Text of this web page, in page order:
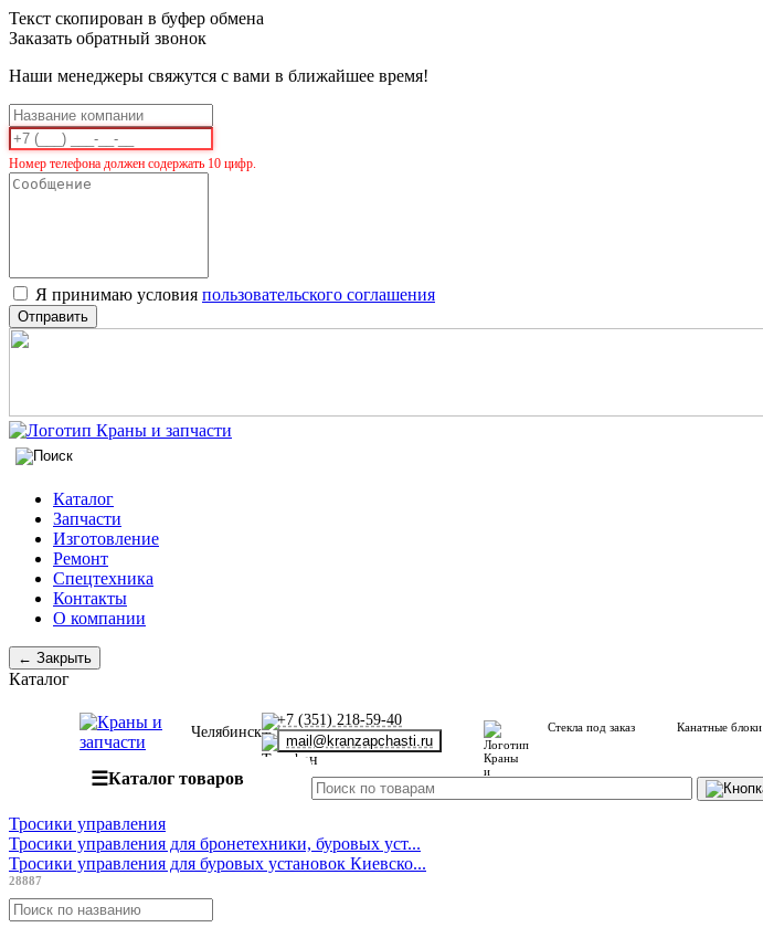
Текст скопирован в буфер обмена
Заказать обратный звонок
Наши менеджеры свяжутся с вами в ближайшее время!
Номер телефона должен содержать 10 цифр.
Я принимаю условия пользовательского соглашения
Отправить
Каталог
Запчасти
Изготовление
Ремонт
Спецтехника
Контакты
О компании
← Закрыть
Каталог
Челябинск
+7 (351) 218-59-40
mail@kranzapchasti.ru
Стекла под заказ Канатные блоки
☰Каталог товаров
Тросики управления
Тросики управления для бронетехники, буровых уст...
Тросики управления для буровых установок Киевско...
28887